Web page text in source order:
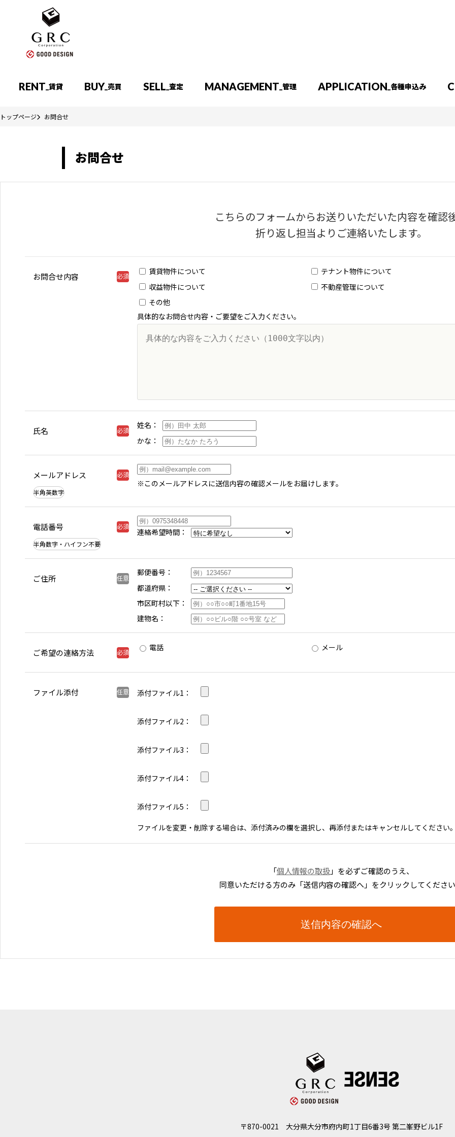
RENT _賃貸
賃貸物件を探す
新着物件一覧
BUY _売買
売買物件を探す
収益物件一覧 新着物件一覧
収益物件マップ検索
SELL _査定 MANAGEMENT _管理
管理
APPLICATION _各種申込み
各種申込み
トップページ お問合せ
お問合せ
こちらのフォームからお送りいただいた内容を確認
折り返し担当よりご連絡いたします。
お問合せ内容
賃貸物件について
テナント物件について
収益物件について
不動産管理について
その他
具体的なお問合せ内容・ご要望をご入力ください。
氏名
姓名
かな
メールアドレス
半角英数字
※このメールアドレスに送信内容の確認メールをお届けします。
電話番号
半角数字・ハイフン不要
連絡希望時間
ご住所
郵便番号
都道府県
市区町村以下
建物名
ご希望の連絡方法
電話 メール
ファイル添付 添付ファイル1
添付ファイル2
添付ファイル3
添付ファイル4
添付ファイル5
ファイルを変更・削除する場合は、添付済みの欄を選択し、再添付またはキャンセルしてください
「個人情報の取扱」を必ずご確認のうえ、
同意いただける方のみ「送信内容の確認へ」をクリック してくださ
〒870-0021 大分県大分市府内町1丁目6番3号 第二峯野ビル1F